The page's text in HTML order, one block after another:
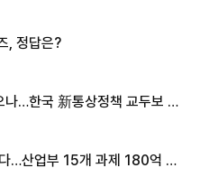
, 정답은?
…한국 新통상정책 교두보 활
…산업부 15개 과제 180억 지